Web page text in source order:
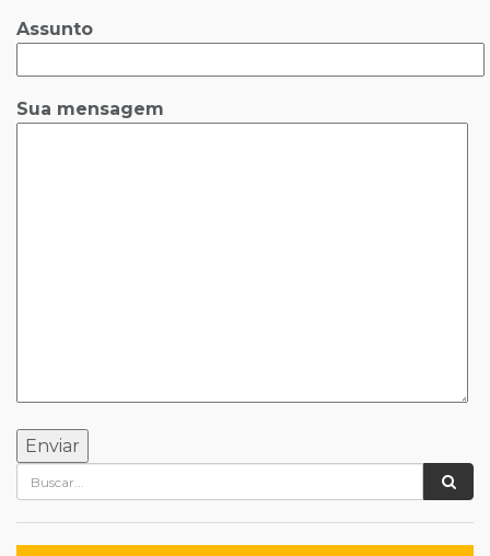
Assunto
Sua mensagem